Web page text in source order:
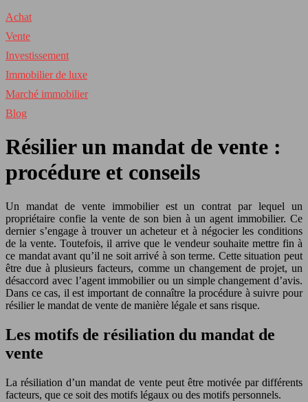
Achat
Vente
Investissement
Immobilier de luxe
Marché immobilier
Blog
Résilier un mandat de vente :
procédure et conseils
Un mandat de vente immobilier est un contrat par lequel un
propriétaire confie la vente de son bien à un agent immobilier. Ce
dernier s’engage à trouver un acheteur et à négocier les conditions
de la vente. Toutefois, il arrive que le vendeur souhaite mettre fin à
ce mandat avant qu’il ne soit arrivé à son terme. Cette situation peut
être due à plusieurs facteurs, comme un changement de projet, un
désaccord avec l’agent immobilier ou un simple changement d’avis.
Dans ce cas, il est important de connaître la procédure à suivre pour
résilier le mandat de vente de manière légale et sans risque.
Les motifs de résiliation du mandat de
vente
La résiliation d’un mandat de vente peut être motivée par différents
facteurs, que ce soit des motifs légaux ou des motifs personnels.